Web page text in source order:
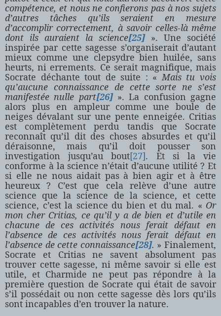
compétence, et nous ne confierons pas à nos sujets
d’autres tâches qu’ils seraient en mesure
d’accomplir correctement, à savoir celles-là même
dont ils auraient la science[25]». Une société
inspirée par cette sagesse s’organiserait d’autant
mieux comme une clepsydre bien huilée, sans
heurts, ni errements. Ce serait magnifique, mais
Socrate déchante tout de suite : « Mais tu vois
qu’aucune connaissance de cette sorte ne s’est
manifestée nulle part[26]». La confusion gagne
alors plus en ampleur comme une boule de
neiges dévalant sur une pente enneigée. Critias
est complètement perdu tandis que Socrate
reconnaît qu’il dit des choses absurdes et qu’il
déraisonne, mais qu’il doit pousser son
investigation jusqu’au bout[27]. Et si la vie
conforme à la science n’était d’aucune utilité ? Et
si elle ne nous aidait pas à bien agir et à être
heureux ? C’est que cela relève d’une autre
science que la science de la science, et cette
science, c’est la science du bien et du mal. « Or
mon cher Critias, ce qu’il y a de bien et d’utile en
chacune de ces activités nous ferait défaut en
l’absence de ces activités nous ferait défaut en
l’absence de cette connaissance[28]. » Finalement,
Socrate et Critias ne savent absolument pas
trouver cette sagesse, ni même savoir si elle est
utile, et Charmide ne peut pas répondre à la
première question de Socrate qui était de savoir
s’il possédait ou non cette sagesse dès lors qu’ils
sont incapables d’en trouver la nature.